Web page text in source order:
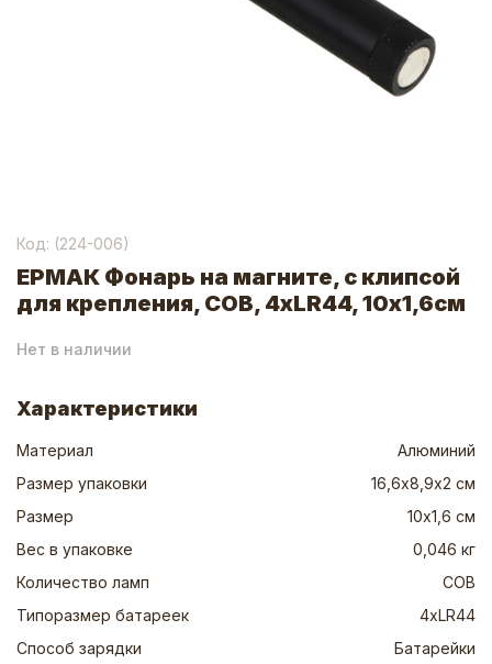
Код: (224-006)
ЕРМАК Фонарь на магните, с клипсой
для крепления, СОВ, 4xLR44, 10х1,6см
Нет в наличии
Характеристики
Материал
Алюминий
Размер упаковки
16,6х8,9х2 см
Размер
10х1,6 см
Вес в упаковке
0,046 кг
Количество ламп
COB
Типоразмер батареек
4xLR44
Способ зарядки
Батарейки